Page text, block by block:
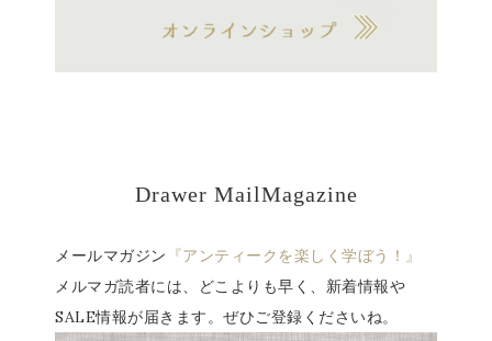
Drawer MailMagazine
メールマガジン 『アンティークを楽しく学ぼう！』
メルマガ読者には、どこよりも早く、新着情報や
SALE情報が届きます。ぜひご登録くださいね。